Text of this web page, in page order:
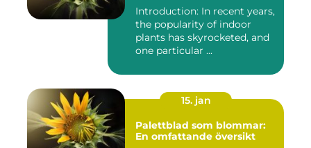
Introduction: In recent years,
the popularity of indoor
plants has skyrocketed, and
one particular ...
15. jan
Palettblad som blommar:
En omfattande översikt